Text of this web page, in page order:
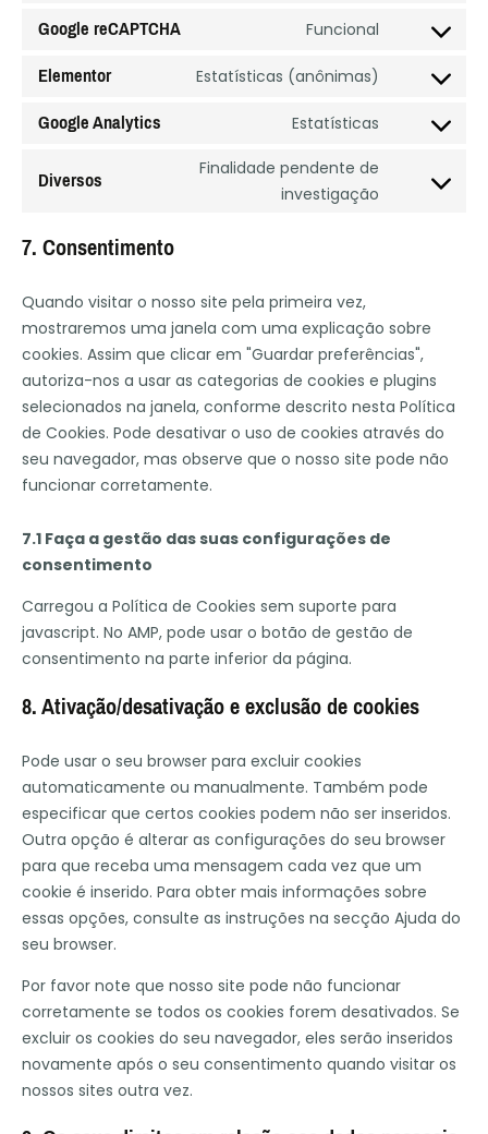
Google reCAPTCHA Funcional
Elementor Estatísticas (anônimas)
Google Analytics Estatísticas
Diversos
Finalidade pendente de
investigação
7. Consentimento
Quando visitar o nosso site pela primeira vez,
mostraremos uma janela com uma explicação sobre
cookies. Assim que clicar em "Guardar preferências",
autoriza-nos a usar as categorias de cookies e plugins
selecionados na janela, conforme descrito nesta Política
de Cookies. Pode desativar o uso de cookies através do
seu navegador, mas observe que o nosso site pode não
funcionar corretamente.
7.1 Faça a gestão das suas configurações de
consentimento
Carregou a Política de Cookies sem suporte para
javascript. No AMP, pode usar o botão de gestão de
consentimento na parte inferior da página.
8. Ativação/desativação e exclusão de cookies
Pode usar o seu browser para excluir cookies
automaticamente ou manualmente. Também pode
especificar que certos cookies podem não ser inseridos.
Outra opção é alterar as configurações do seu browser
para que receba uma mensagem cada vez que um
cookie é inserido. Para obter mais informações sobre
essas opções, consulte as instruções na secção Ajuda do
seu browser.
Por favor note que nosso site pode não funcionar
corretamente se todos os cookies forem desativados. Se
excluir os cookies do seu navegador, eles serão inseridos
novamente após o seu consentimento quando visitar os
nossos sites outra vez.